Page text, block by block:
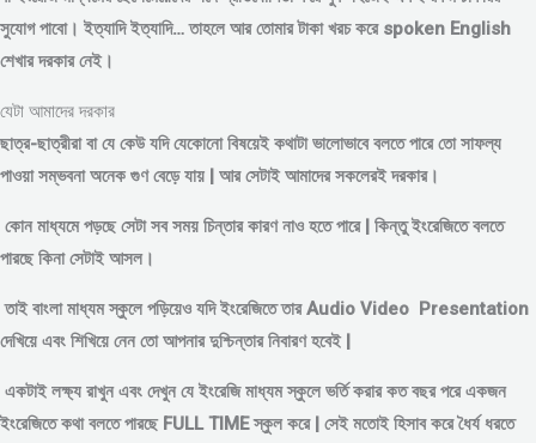
সুযোগ পাবো। ইত্যাদি ইত্যাদি… তাহলে আর তোমার টাকা খরচ করে spoken English
শেখার দরকার নেই।
যেটা আমাদের দরকার
ছাত্র-ছাত্রীরা বা যে কেউ যদি যেকোনো বিষয়েই কথাটা ভালোভাবে বলতে পারে তো সাফল্য
পাওয়া সম্ভবনা অনেক গুণ বেড়ে যায় | আর সেটাই আমাদের সকলেরই দরকার।
কোন মাধ্যমে পড়ছে সেটা সব সময় চিন্তার কারণ নাও হতে পারে | কিন্তু ইংরেজিতে বলতে
পারছে কিনা সেটাই আসল।
তাই বাংলা মাধ্যম স্কুলে পড়িয়েও যদি ইংরেজিতে তার Audio Video Presentation
দেখিয়ে এবং শিখিয়ে নেন তো আপনার দুশ্চিন্তার নিবারণ হবেই |
একটাই লক্ষ্য রাখুন এবং দেখুন যে ইংরেজি মাধ্যম স্কুলে ভর্তি করার কত বছর পরে একজন
ইংরেজিতে কথা বলতে পারছে FULL TIME স্কুল করে | সেই মতোই হিসাব করে ধৈর্য ধরতে